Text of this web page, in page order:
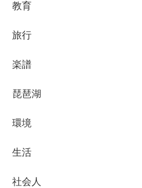
教育
旅行
楽譜
琵琶湖
環境
生活
社会人